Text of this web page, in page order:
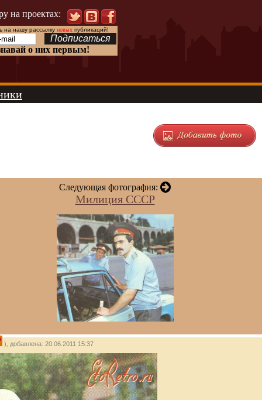
на проектах:
на нашу рассылку новыхпубликаций!
о них первым!
Следующая фотография:
Милиция СССР
), добавлена: 20.06.2011 15:37